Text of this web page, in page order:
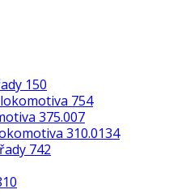
150
754
375.007
310.0134
742